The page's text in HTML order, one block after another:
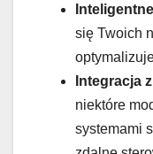
się Twoich
Integracja
niektóre
systemami